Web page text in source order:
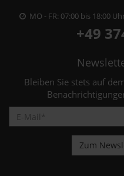
MO - FR: 07:00 bis 18:00
+49
Bleiben Sie stets auf